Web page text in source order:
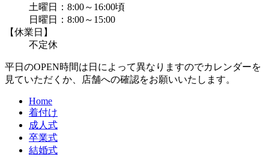
土曜日：8:00～16:00頃
日曜日：8:00～15:00
【休業日】
不定休
平日のOPEN時間は日によって異なりますのでカレンダーを
見ていただくか、店舗への確認をお願いいたします。
Home
着付け
成人式
卒業式
結婚式